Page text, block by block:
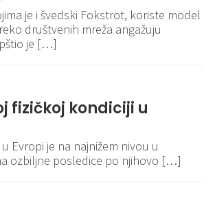
je i švedski Fokstrot, koriste model
društvenih mreža angažuju
je […]
fizičkoj kondiciji u
Evropi je na najnižem nivou u
ozbiljne posledice po njihovo […]